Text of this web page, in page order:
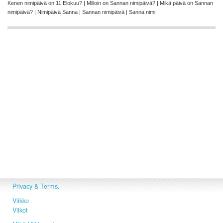
Kenen nimipäivä on 11 Elokuu? | Milloin on Sannan nimipäivä? | Mikä päivä on Sannan
nimipäivä? | Nimipäivä Sanna | Sannan nimipäivä | Sanna nimi
Privacy & Terms.
Viikko
Viikot